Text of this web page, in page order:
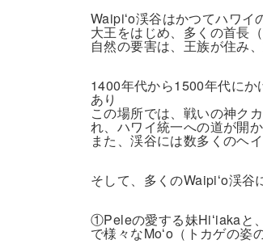
Waipiʻo渓谷はかつてハワ
大王をはじめ、多くの首長
自然の要害は、王族が住み
1400年代から1500年代に
あり
この場所では、戦いの神ク
れ、ハワイ統一への道が開か
また、渓谷には数多くのヘ
そして、多くのWaipiʻo渓谷
①Peleの愛する妹Hiʻiakaと
で様々なMoʻo（トカゲの姿